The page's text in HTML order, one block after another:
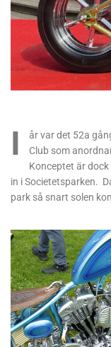
I
år var det 52a
Club som
Konceptet är
in i Societetsparken.
park så snart solen